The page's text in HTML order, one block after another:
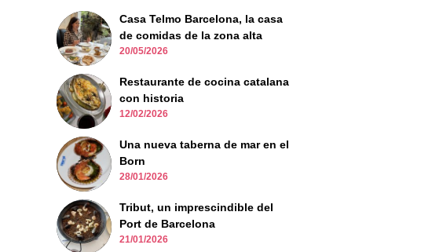
Casa Telmo Barcelona, la casa
de comidas de la zona alta
20/05/2026
Restaurante de cocina catalana
con historia
12/02/2026
Una nueva taberna de mar en el
Born
28/01/2026
Tribut, un imprescindible del
Port de Barcelona
21/01/2026